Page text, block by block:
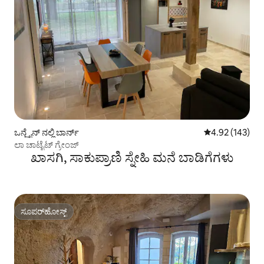
ಒನ್ಜೈನ್ ನಲ್ಲಿ ಬಾರ್ನ್ 5 ರಲ್ಲಿ 4.92
4.92 (143)
ಲಾ ಚಾಟೈಟ್ ಗ್ರೇಂಜ್
ಖಾಸಗಿ, ಸಾಕುಪ್ರಾಣಿ ಸ್ನೇಹಿ ಮನೆ ಬಾಡಿಗೆಗಳು
ಸೂಪರ್‌ಹೋಸ್ಟ್
ಸೂಪರ್‌ಹೋಸ್ಟ್